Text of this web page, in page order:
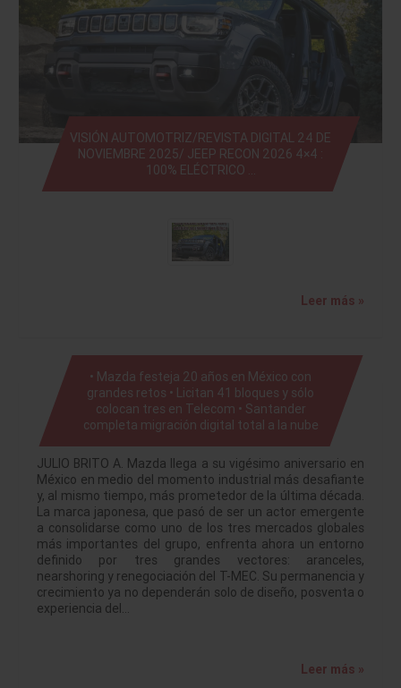
VISIÓN AUTOMOTRIZ/REVISTA DIGITAL 24 DE
NOVIEMBRE 2025/ JEEP RECON 2026 4×4 :
100% ELÉCTRICO …
Leer más »
• Mazda festeja 20 años en México con
grandes retos • Licitan 41 bloques y sólo
colocan tres en Telecom • Santander
completa migración digital total a la nube
JULIO BRITO A. Mazda llega a su vigésimo aniversario en
México en medio del momento industrial más desafiante
y, al mismo tiempo, más prometedor de la última década.
La marca japonesa, que pasó de ser un actor emergente
a consolidarse como uno de los tres mercados globales
más importantes del grupo, enfrenta ahora un entorno
definido por tres grandes vectores: aranceles,
nearshoring y renegociación del T-MEC. Su permanencia y
crecimiento ya no dependerán solo de diseño, posventa o
experiencia del…
Leer más »